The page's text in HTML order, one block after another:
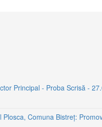
Principal - Proba Scrisă -
Comuna Bistreț: